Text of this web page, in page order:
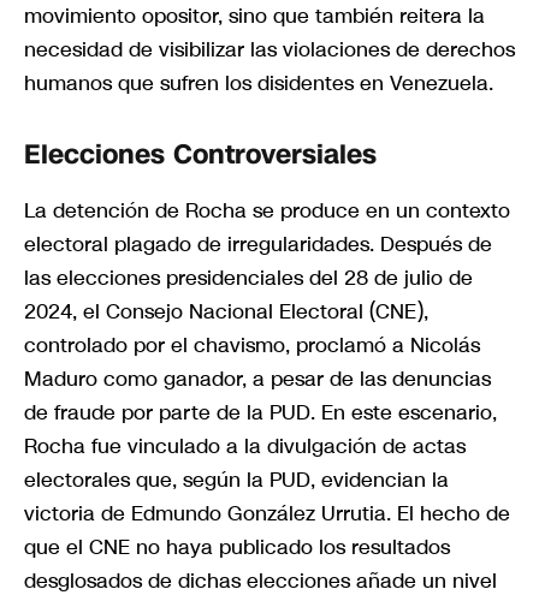
movimiento opositor, sino que también reitera la
necesidad de visibilizar las violaciones de derechos
humanos que sufren los disidentes en Venezuela.
Elecciones Controversiales
La detención de Rocha se produce en un contexto
electoral plagado de irregularidades. Después de
las elecciones presidenciales del 28 de julio de
2024, el Consejo Nacional Electoral (CNE),
controlado por el chavismo, proclamó a Nicolás
Maduro como ganador, a pesar de las denuncias
de fraude por parte de la PUD. En este escenario,
Rocha fue vinculado a la divulgación de actas
electorales que, según la PUD, evidencian la
victoria de Edmundo González Urrutia. El hecho de
que el CNE no haya publicado los resultados
desglosados de dichas elecciones añade un nivel